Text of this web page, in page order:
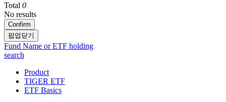
Total 0
No results
Confirm
팝업닫기
Fund Name or ETF holding
search
Product
TIGER ETF
ETF Basics